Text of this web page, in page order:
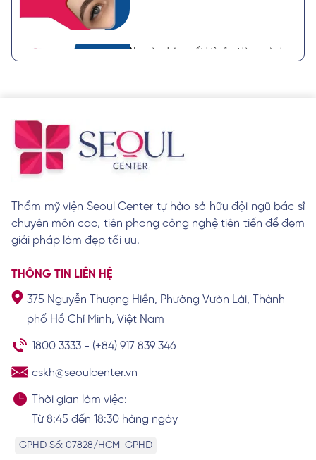
Nguyên nhân xuất hiện 1 sợi lông mày bạc,
ý nghĩa tướng số
8 tướng lông mày phụ nữ xấu theo quan
niệm nhân tướng học
Xem chi tiết
Cách làm lông mày rậm cho nam giới hiệu
quả tại nhà
Khám phá tướng số, vận mệnh của người
có lông mày chữ nhất
Thẩm mỹ viện Seoul Center tự hào sở hữu đội ngũ bác sĩ
chuyên môn cao, tiên phong công nghệ tiên tiến để đem
giải pháp làm đẹp tối ưu.
THÔNG TIN LIÊN HỆ
375 Nguyễn Thượng Hiền, Phường Vườn Lài, Thành
phố Hồ Chí Minh, Việt Nam
1800 3333 - (+84) 917 839 346
cskh@seoulcenter.vn
Thời gian làm việc:
Từ 8:45 đến 18:30 hàng ngày
GPHĐ Số: 07828/HCM-GPHĐ